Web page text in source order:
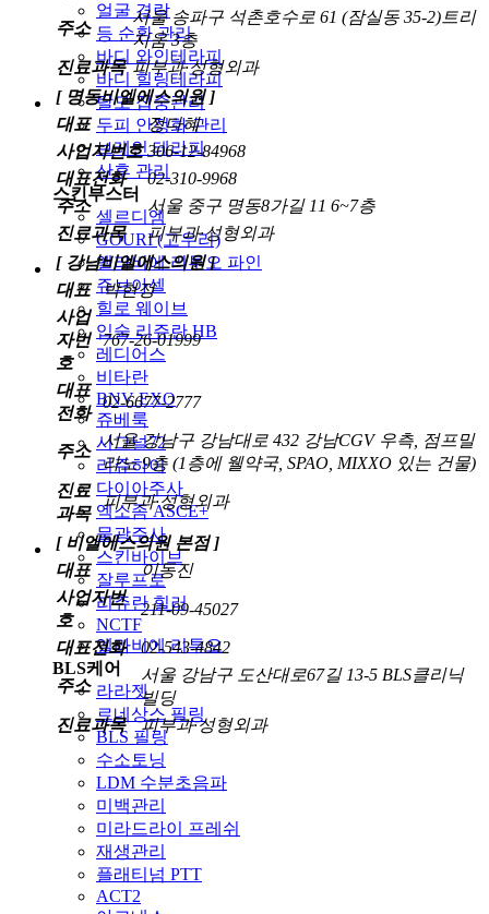
얼굴 경락
등 순환 관리
바디 와인테라피
바디 힐링테라피
탈모 집중관리
두피 안정화 관리
브레인 테라피
산후 관리
스킨부스터
셀르디엠
GOURI (고우리)
엘라비에 리투오 파인
쥬브아셀
힐로 웨이브
입술 리쥬란 HB
레디어스
비타란
BNV EXO
쥬베룩
시그널72
리쥬하이
다이아주사
엑소좀 ASCE+
물광주사
스킨바이브
잘루프로
리쥬란 힐러
NCTF
엘라비에 리투오
BLS케어
라라젯
르네상스 필링
BLS 필링
수소토닝
LDM 수분초음파
미백관리
미라드라이 프레쉬
재생관리
플래티넘 PTT
ACT2
주소
서울 송파구 석촌호수로 61 (잠실동 35-2)트리
지움 3층
진료과목 피부과·성형외과
[ 명동비엘에스의원 ]
대표
정다혜
사업자번호 306-12-84968
대표전화
02-310-9968
주소
서울 중구 명동8가길 11 6~7층
진료과목
피부과·성형외과
[ 강남비엘에스의원 ]
대표
박현정
사업
자번
호
767-26-01999
대표
전화
02-6677-2777
주소
서울 강남구 강남대로 432 강남CGV 우측, 점프밀
라노 9층 (1층에 웰약국, SPAO, MIXXO 있는 건물)
진료
과목
피부과·성형외과
[ 비엘에스의원 본점 ]
대표
이동진
사업자번
호
211-09-45027
대표전화 02-543-4842
주소
서울 강남구 도산대로67길 13-5 BLS클리닉
빌딩
진료과목
피부과·성형외과